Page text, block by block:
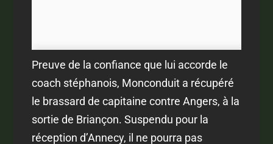
Preuve de la confiance que lui accorde le
coach stéphanois, Monconduit a récupéré
le brassard de capitaine contre Angers, à la
sortie de Briançon. Suspendu pour la
réception d’Annecy, il ne pourra pas